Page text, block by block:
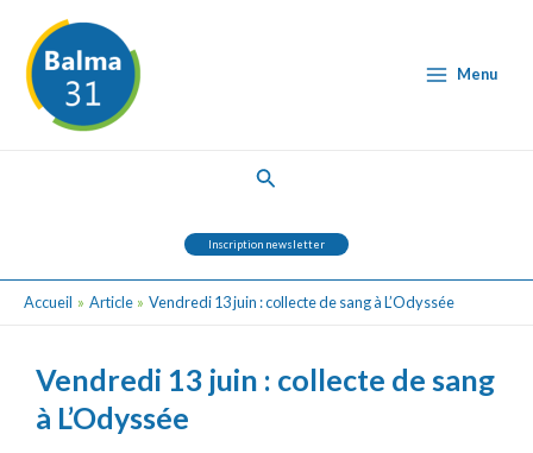
contenu
MenuMenu
Rechercher
Inscription newsletter
Accueil Article Vendredi 13 juin : collecte de sang à L’Odyssée
Vendredi 13 juin : collecte de sang
à L’Odyssée
navigation